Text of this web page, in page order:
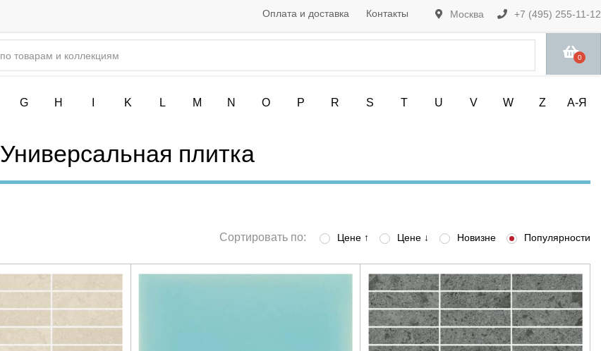
Москва +7 (495) 255-11-12
Оплата и доставка Контакты
0
G H K L M N O P R S T U V W Z А-Я
Универсальная плитка
Сортировать по: Цене ↑ Цене ↓ Новизне Популярности